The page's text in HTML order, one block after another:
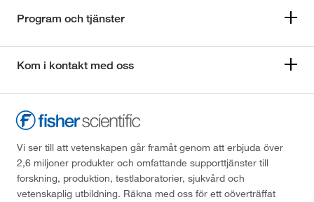
Program och tjänster
Kom i kontakt med oss
Vi ser till att vetenskapen går framåt genom att erbjuda över
2,6 miljoner produkter och omfattande supporttjänster till
forskning, produktion, testlaboratorier, sjukvård och
vetenskaplig utbildning. Räkna med oss för ett oöverträffat